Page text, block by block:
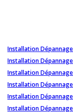
Installation
Installation
Installation
Installation
Installation
Installation